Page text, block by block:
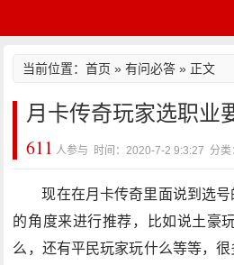
当前位置：首页 »有问必答 » 正文
月卡传奇玩家选职业
611 人参与 时间：2020-7-2 9:3:27 分类
现在在月卡传奇里面说到选
的角度来进行推荐，比如说土豪
么，还有平民玩家玩什么等等，很